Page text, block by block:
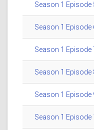
Season 1 Episode
Season 1 Episode
Season 1 Episode
Season 1
Season 1 Episode
Season 1 Episode